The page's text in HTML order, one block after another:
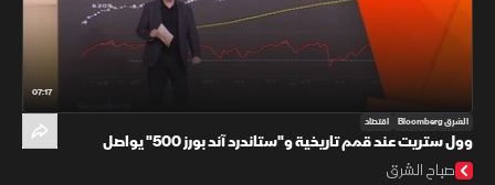
07:17
الشرق Bloomberg اقتصاد
وول ستريت عند قمم تاريخية و"ستاندرد آند بورز 500" يواصل
ارتفاعاته
صباح الشرق